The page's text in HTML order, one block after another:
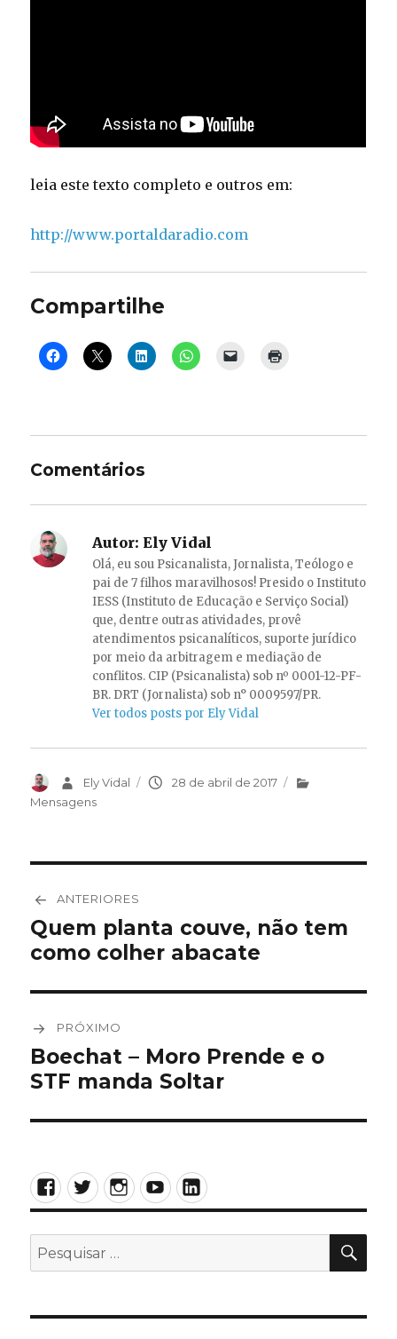
leia este texto completo e outros em:
http://www.portaldaradio.com
Compartilhe
Comentários
Autor: Ely Vidal
Olá, eu sou Psicanalista, Jornalista, Teólogo e
pai de 7 filhos maravilhosos! Presido o Instituto
IESS (Instituto de Educação e Serviço Social)
que, dentre outras atividades, provê
atendimentos psicanalíticos, suporte jurídico
por meio da arbitragem e mediação de
conflitos. CIP (Psicanalista) sob nº 0001-12-PF-
BR. DRT (Jornalista) sob n° 0009597/PR.
Ver todos posts por Ely Vidal
AutorEly Vidal
Publicado
28 de abril de 2017
Categorias
Mensagens
de
Post
ANTERIORES
Post
anterior:
Quem planta couve, não tem
como colher abacate
PRÓXIMO
Próximo
post:
Boechat – Moro Prende e o
STF manda Soltar
Facebook
TwitterInstagram
YouTubeLinkedIn
Pesquisar